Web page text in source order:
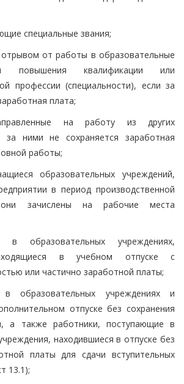
специальные звания;
от работы в образовательные
повышения квалификации или
профессии (специальности), если за
плата;
на работу из других
за ними не сохраняется заработная
работы;
образовательных учреждений,
в период производственной
зачислены на рабочие места
образовательных учреждениях,
в учебном отпуске с
или частично заработной платы;
образовательных учреждениях и
отпуске без сохранения
а также работники, поступающие в
находившиеся в отпуске без
платы для сдачи вступительных
13.1);